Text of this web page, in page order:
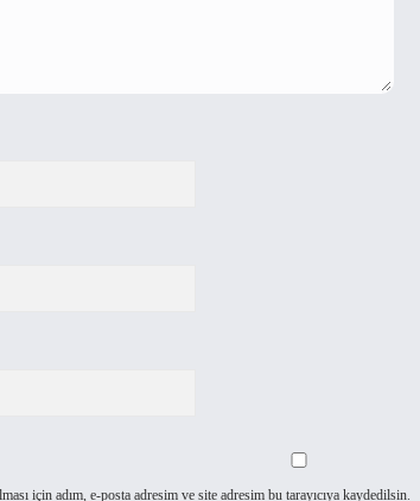
için adım, e-posta adresim ve site adresim bu tarayıcıya kaydedilsin.